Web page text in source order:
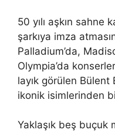
50 yılı aşkın sahne
şarkıya imza
Palladium’da,
Olympia’da
layık görülen
ikonik isimlerinden
Yaklaşık beş buçuk